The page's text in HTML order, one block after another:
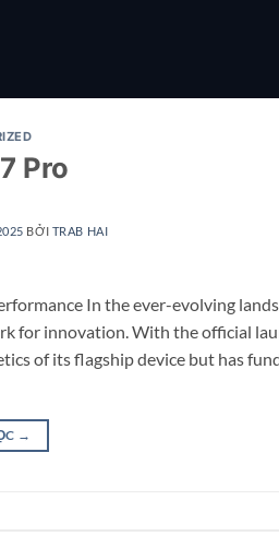
Pro
BỞI TRAB HAI
In the ever-evolving
for innovation. With the official
of its flagship device but has
→